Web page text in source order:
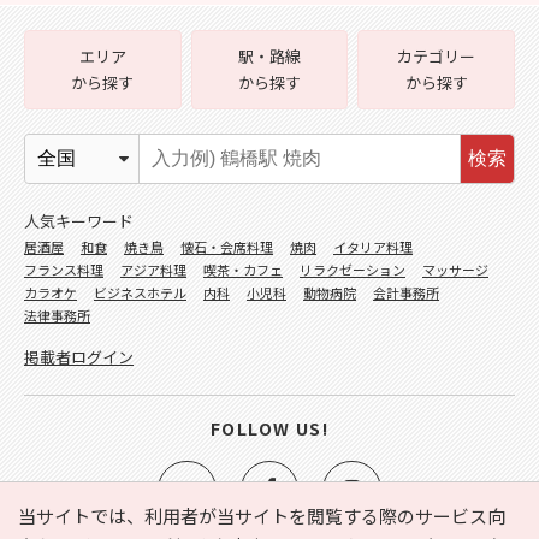
当サイトでは、利用者が当サイトを閲覧する際のサービス向
エリア
から探す
駅・路線
から探す
カテゴリー
から探す
検索
人気キーワード
居酒屋 和食 焼き鳥 懐石・会席料理 焼肉
イタリア料理
フランス料理
アジア料理 喫茶・カフェ リラクゼーション
マッサージ
カラオケ
ビジネスホテル 内科 小児科 動物病院
会計事務所
法律事務所
掲載者ログイン
FOLLOW US!